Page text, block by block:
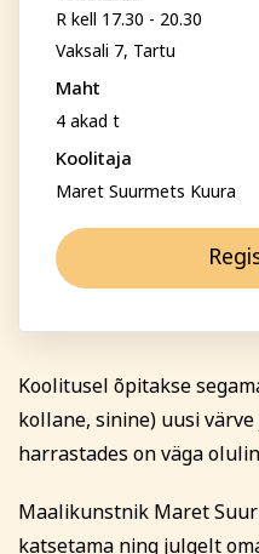
Kunst
Tekstiil ja käsitöö
R kell 17.30 - 20.30
Vaksali 7, Tartu
Maht
4 akad t
Koolitaja
Maret Suurmets Kuura
Koolitusel õpitakse
kollane, sinine) uusi
harrastades on väga
Maalikunstnik Maret
katsetama ning julgelt
Eesnimi
Perenimi
Telefon
Isikukood
Sisesta osaleja